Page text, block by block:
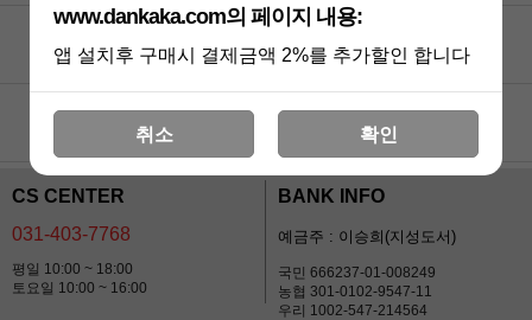
공지사항 카톡상담 Q&A 멤버쉽
VIP 게시판
CS CENTER
031-403-7768
평일 10:00 ~ 18:00
토요일 10:00 ~ 16:00
BANK INFO
예금주 : 이승희(지성도서)
국민 666237-01-008249
농협 301-0102-9547-11
우리 1002-547-214564
www.dankaka.com의 페이지 내용:
앱 설치후 구매시 결제금액 2%를 추가할인 합니다
취소 확인